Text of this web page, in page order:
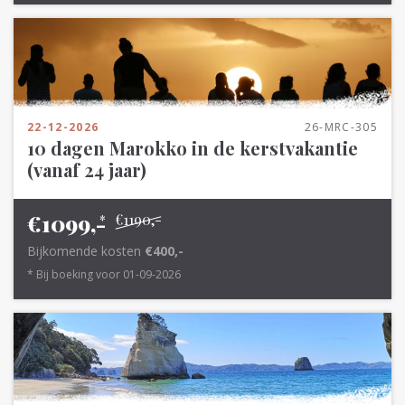
22-12-2026 26-MRC-305
10 dagen Marokko in de kerstvakantie
(vanaf 24 jaar)
€1190,-
€1099,-
*
Bijkomende kosten €400,-
* Bij boeking voor 01-09-2026